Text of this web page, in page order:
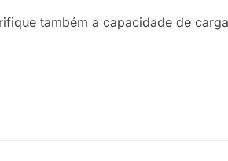
também a capacidade de